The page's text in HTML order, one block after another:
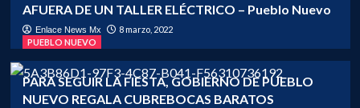
AFUERA DE UN TALLER ELÉCTRICO – Pueblo Nuevo
Enlace News Mx
8 marzo, 2022
PUEBLO NUEVO
PARA SEGUIR LA FIESTA, GOBIERNO DE PUEBLO
NUEVO REGALA CUBREBOCAS BARATOS